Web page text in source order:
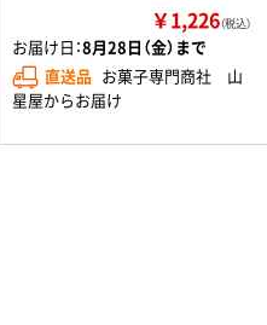
￥1,226（税込）
お届け日：8月28日（金）まで
直送品 お菓子専門商社 山
星屋からお届け